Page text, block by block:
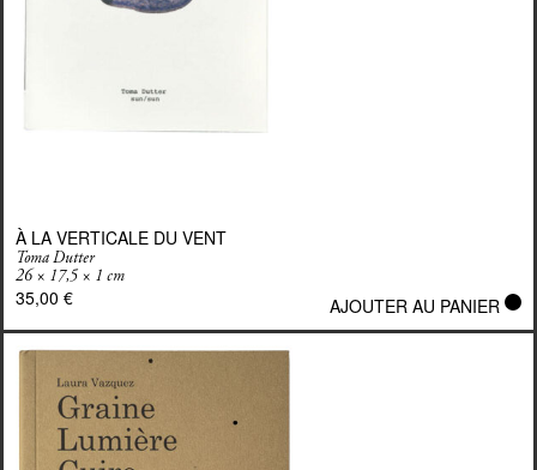
À LA VERTICALE DU VENT
Toma Dutter
26 × 17,5 × 1 cm
35,00 € AJOUTER AU PANIER